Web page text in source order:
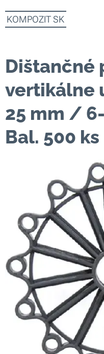
KOMPOZIT SK
Dištančné
vertikálne
25 mm /
Bal. 500 ks